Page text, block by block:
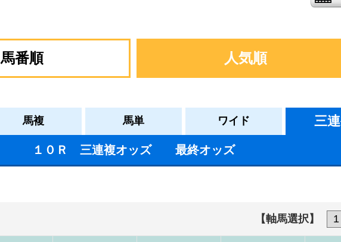
馬番順 人気順
馬複 馬単 ワイド 三
１０Ｒ 三連複オッズ 最終オッズ
【軸馬選択】